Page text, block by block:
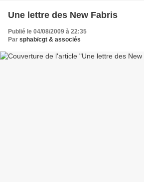
Une lettre des New Fabris
Publié le 04/08/2009 à 22:35
Par sphab/cgt & associés